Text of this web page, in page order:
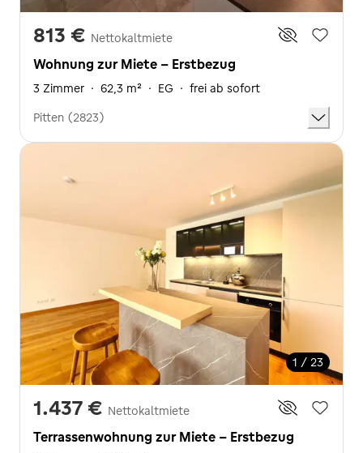
813 € Nettokaltmiete
Wohnung zur Miete - Erstbezug
3 Zimmer · 62,3 m² · EG · frei ab sofort
Pitten (2823)
1 / 23
1.437 € Nettokaltmiete
Terrassenwohnung zur Miete - Erstbezug